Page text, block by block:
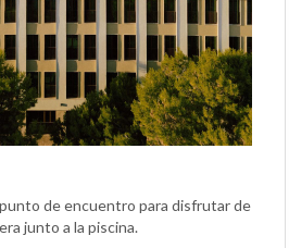
de encuentro para disfrutar de
junto a la piscina.